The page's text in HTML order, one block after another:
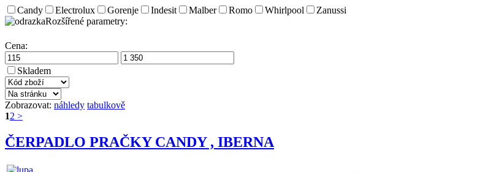
Candy Electrolux Gorenje Indesit Malber Romo Whirlpool
Zanussi
Rozšířené parametry:
Cena:
Skladem
Zobrazovat: náhledy tabulkově
12 >
ČERPADLO PRAČKY CANDY , IBERNA